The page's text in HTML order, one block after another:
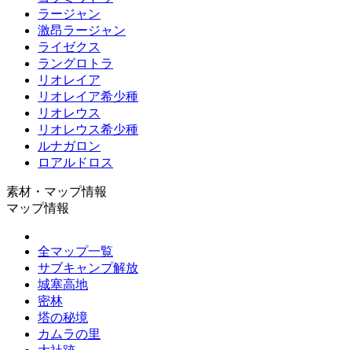
ラージャン
激昂ラージャン
ライゼクス
ラングロトラ
リオレイア
リオレイア希少種
リオレウス
リオレウス希少種
ルナガロン
ロアルドロス
素材・マップ情報
マップ情報
全マップ一覧
サブキャンプ解放
城塞高地
密林
塔の秘境
カムラの里